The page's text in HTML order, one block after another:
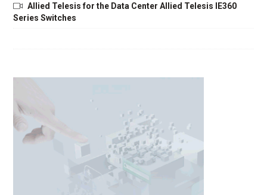
Allied Telesis for the Data Center Allied Telesis IE360
Series Switches